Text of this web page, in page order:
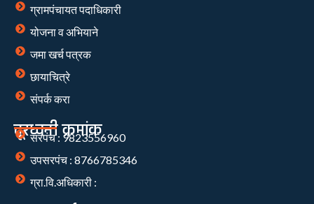
ग्रामपंचायत पदाधिकारी
योजना व अभियाने
जमा खर्च पत्रक
छायाचित्रे
संपर्क करा
दूरध्वनी क्रमांक
सरपंच : 9823556960
उपसरपंच : 8766785346
ग्रा.वि.अधिकारी :